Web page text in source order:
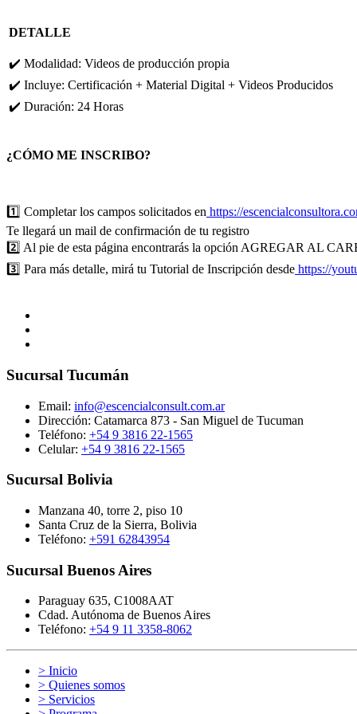
DETALLE
✔️ Modalidad: Videos de producción propia
✔️ Incluye: Certificación + Material Digital + Videos Producidos
✔️ Duración: 24 Horas
¿CÓMO ME INSCRIBO?
1️⃣ Completar los campos solicitados en https://
Te llegará un mail de confirmación de tu registro
2️⃣ Al pie de esta página encontrarás la opción AGREGAR AL
3️⃣ Para más detalle, mirá tu Tutorial de Inscripción desde https://
Sucursal Tucumán
Email: info@escencialconsult.com.ar
Dirección: Catamarca 873 - San Miguel de Tucuman
Teléfono: +54 9 3816 22-1565
Celular: +54 9 3816 22-1565
Sucursal Bolivia
Manzana 40, torre 2, piso 10
Santa Cruz de la Sierra, Bolivia
Teléfono: +591 62843954
Sucursal Buenos Aires
Paraguay 635, C1008AAT
Cdad. Autónoma de Buenos Aires
Teléfono: +54 9 11 3358-8062
> Inicio
> Quienes somos
> Servicios